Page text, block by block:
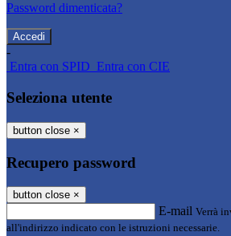
Password dimenticata?
-
Entra con SPID Entra con CIE
Seleziona utente
button close ×
Recupero password
button close ×
E-mail Verrà
all'indirizzo indicato con le istruzioni necessarie.